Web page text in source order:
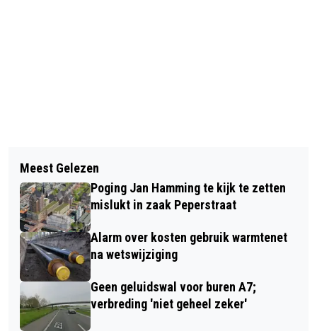
SPINNEN DIT NAJAAR NIET ALLEEN
TALRIJKER, MAAR OOK GROTER
DORPSCONTACT WESTZAAN ZET
RABO CLUBSUPPORT IN VOOR
BEWEEGPARK
Meest Gelezen
Poging Jan Hamming te kijk te zetten
mislukt in zaak Peperstraat
Alarm over kosten gebruik warmtenet
na wetswijziging
Geen geluidswal voor buren A7;
verbreding 'niet geheel zeker'